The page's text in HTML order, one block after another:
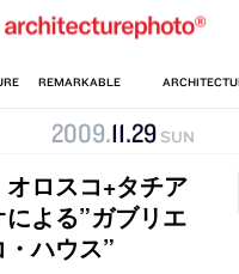
2009.11.29 SUN
ロスコ+タチア
よる”ガブリエ
ハウス”